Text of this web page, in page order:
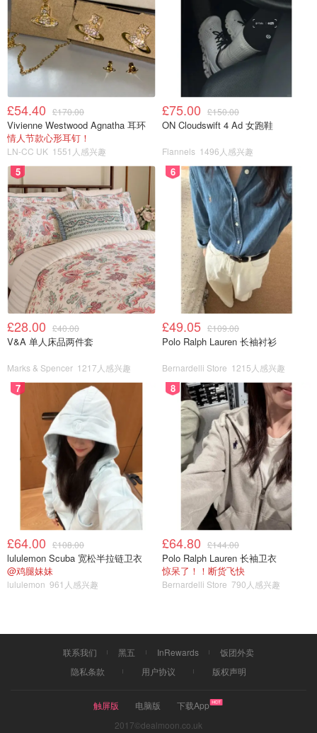
£54.40 £170.00
Vivienne Westwood Agnatha 耳环
情人节款心形耳钉！
LN-CC UK 1551人感兴趣
£75.00 £150.00
ON Cloudswift 4 Ad 女跑鞋
Flannels 1496人感兴趣
5
£28.00 £40.00
V&A 单人床品两件套
Marks & Spencer 1217人感兴趣
6
£49.05 £109.00
Polo Ralph Lauren 长袖衬衫
Bernardelli Store 1215人感兴趣
7
£64.00 £108.00
lululemon Scuba 宽松半拉链卫衣
@鸡腿妹妹
lululemon 961人感兴趣
8
£64.80 £144.00
Polo Ralph Lauren 长袖卫衣
惊呆了！！断货飞快
Bernardelli Store 790人感兴趣
联系我们 黑五 InRewards
饭团外卖
隐私条款
用户协议 版权声明
触屏版 电脑版
下载App
2017©dealmoon.co.uk